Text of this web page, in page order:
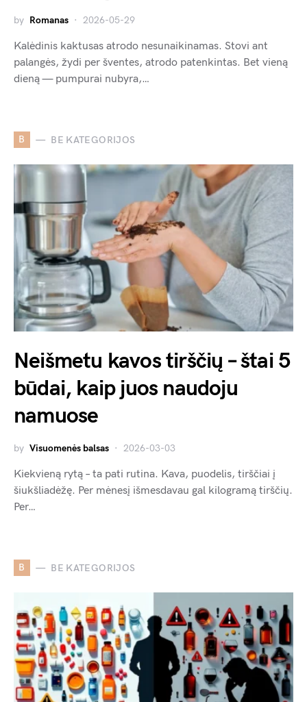
by Romanas 2026-05-29
Kalėdinis kaktusas atrodo nesunaikinamas. Stovi ant
palangės, žydi per šventes, atrodo patenkintas. Bet vieną
dieną — pumpurai nubyra,…
B BE KATEGORIJOS
Neišmetu kavos tirščių – štai 5
būdai, kaip juos naudoju
namuose
by Visuomenės balsas 2026-03-03
Kiekvieną rytą – ta pati rutina. Kava, puodelis, tirščiai į
šiukšliadėžę. Per mėnesį išmesdavau gal kilogramą tirščių.
Per…
B BE KATEGORIJOS